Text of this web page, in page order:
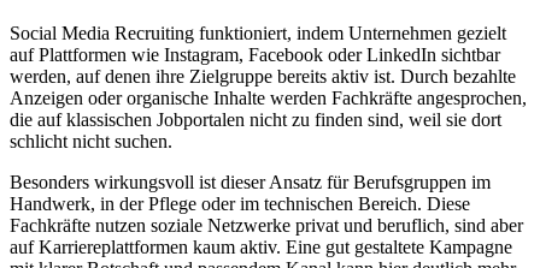
Social Media Recruiting funktioniert, indem Unternehmen gezielt
auf Plattformen wie Instagram, Facebook oder LinkedIn sichtbar
werden, auf denen ihre Zielgruppe bereits aktiv ist. Durch bezahlte
Anzeigen oder organische Inhalte werden Fachkräfte angesprochen,
die auf klassischen Jobportalen nicht zu finden sind, weil sie dort
schlicht nicht suchen.
Besonders wirkungsvoll ist dieser Ansatz für Berufsgruppen im
Handwerk, in der Pflege oder im technischen Bereich. Diese
Fachkräfte nutzen soziale Netzwerke privat und beruflich, sind aber
auf Karriereplattformen kaum aktiv. Eine gut gestaltete Kampagne